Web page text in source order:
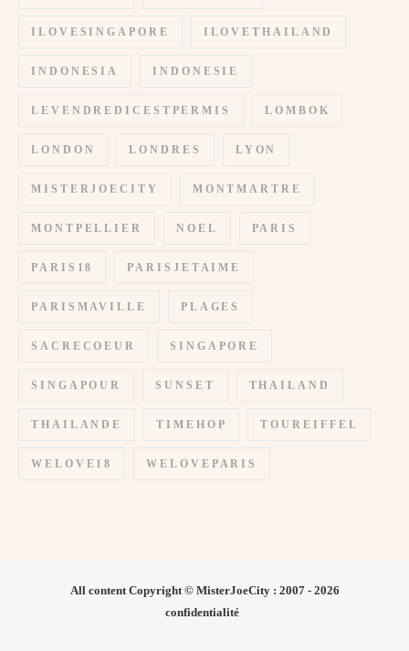
ILOVESINGAPORE ILOVETHAILAND
INDONESIA INDONESIE
LEVENDREDICESTPERMIS LOMBOK
LONDON LONDRES LYON
MISTERJOECITY MONTMARTRE
MONTPELLIER NOEL PARIS
PARIS18 PARISJETAIME
PARISMAVILLE PLAGES
SACRECOEUR SINGAPORE
SINGAPOUR SUNSET THAILAND
THAILANDE TIMEHOP TOUREIFFEL
WELOVE18 WELOVEPARIS
All content Copyright © MisterJoeCity : 2007 - 2026
confidentialité